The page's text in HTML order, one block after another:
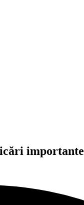
importante